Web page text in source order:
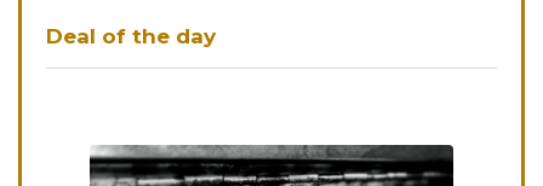
Deal of the day